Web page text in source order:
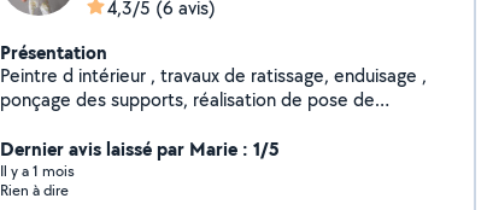
4,3/5 (6 avis)
Présentation
Peintre d intérieur , travaux de ratissage, enduisage ,
ponçage des supports, réalisation de pose de
mise en peinture sur tout type de supports Pose de
plinthe bois Garantie décennale pour vos travaux Pose
de parquet
Dernier avis laissé par Marie : 1/5
Il y a 1 mois
Rien à dire